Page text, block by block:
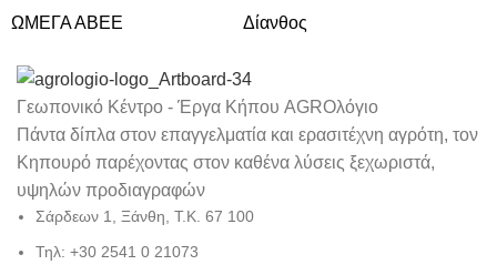
ΩΜΕΓΑ ΑΒΕΕ Δίανθος
Γεωπονικό Κέντρο - Έργα Κήπου AGROλόγιο
Πάντα δίπλα στον επαγγελματία και ερασιτέχνη αγρότη, τον
Κηπουρό παρέχοντας στον καθένα λύσεις ξεχωριστά,
υψηλών προδιαγραφών
Σάρδεων 1, Ξάνθη, Τ.Κ. 67 100
Τηλ: +30 2541 0 21073